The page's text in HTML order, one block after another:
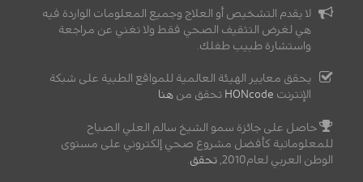
لا يقدم التشخيص أو العلاج وجميع المعلومات الواردة فيه
هي لغرض التثقيف الصحي فقط ولا تغني عن مراجعة
واستشارة طبيب طفلك.
يحقق معايير الهيئة العالمية للمواقع الطبية على شبكة
الإنترنت HONcode تحقق من هنا
حاصل على جائزة سمو الشيخ سالم العلي الصباح
للمعلوماتية كأفضل مشروع صحي إلكتروني على مستوى
الوطن العربي لعام2010,
تحقق.